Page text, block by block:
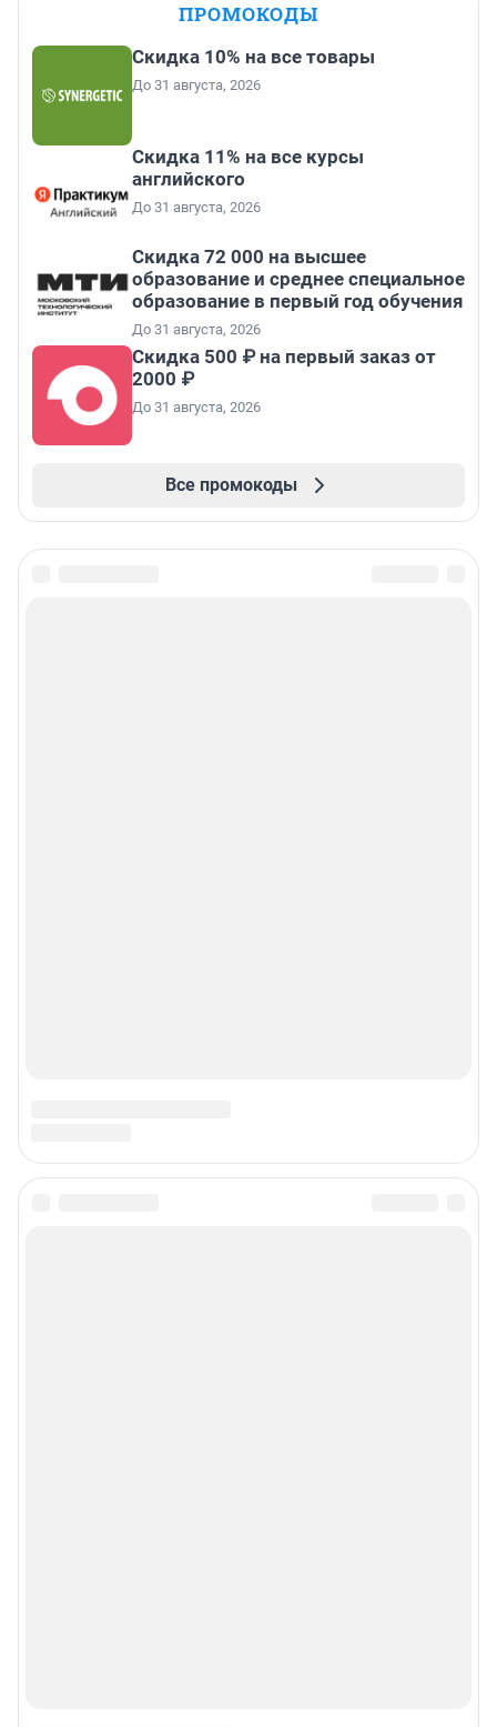
ПРОМОКОДЫ
Скидка 10% на все товары
До 31 августа, 2026
Скидка 11% на все курсы
английского
До 31 августа, 2026
Скидка 72 000 на высшее
образование и среднее специальное
образование в первый год обучения
До 31 августа, 2026
Скидка 500 ₽ на первый заказ от
2000 ₽
До 31 августа, 2026
Все промокоды